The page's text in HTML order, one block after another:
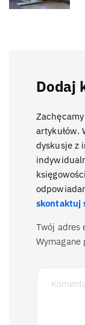
Dodaj
artykułów.
dyskusje z
skontaktuj
Twój adres
Wymagane